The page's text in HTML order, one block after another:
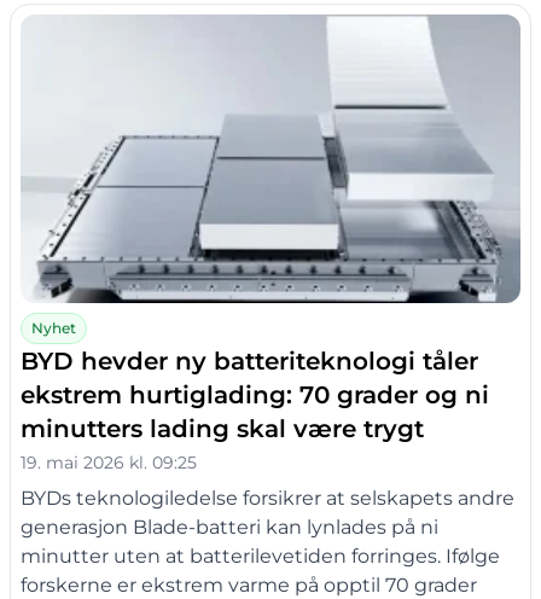
Nyhet
BYD hevder ny batteriteknologi tåler
ekstrem hurtiglading: 70 grader og ni
minutters lading skal være trygt
19. mai 2026 kl. 09:25
BYDs teknologiledelse forsikrer at selskapets andre
generasjon Blade-batteri kan lynlades på ni
minutter uten at batterilevetiden forringes. Ifølge
forskerne er ekstrem varme på opptil 70 grader